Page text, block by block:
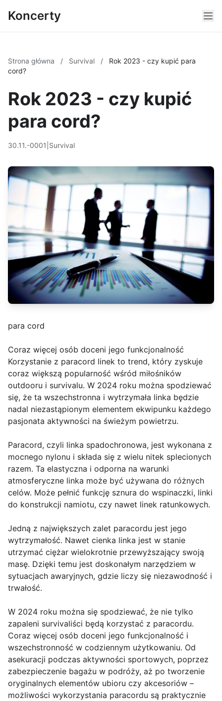
Koncerty
Strona główna / Survival /
Rok 2023 - czy kupić para
cord?
Rok 2023 - czy kupić
para cord?
30.11.-0001 Survival
para cord
Coraz więcej osób doceni jego funkcjonalność
Korzystanie z paracord linek to trend, który zyskuje
coraz większą popularność wśród miłośników
outdooru i survivalu. W 2024 roku można spodziewać
się, że ta wszechstronna i wytrzymała linka będzie
nadal niezastąpionym elementem ekwipunku każdego
pasjonata aktywności na świeżym powietrzu.
Paracord, czyli linka spadochronowa, jest wykonana z
mocnego nylonu i składa się z wielu nitek splecionych
razem. Ta elastyczna i odporna na warunki
atmosferyczne linka może być używana do różnych
celów. Może pełnić funkcję sznura do wspinaczki, linki
do konstrukcji namiotu, czy nawet linek ratunkowych.
Jedną z największych zalet paracordu jest jego
wytrzymałość. Nawet cienka linka jest w stanie
utrzymać ciężar wielokrotnie przewyższający swoją
masę. Dzięki temu jest doskonałym narzędziem w
sytuacjach awaryjnych, gdzie liczy się niezawodność i
trwałość.
W 2024 roku można się spodziewać, że nie tylko
zapaleni survivaliści będą korzystać z paracordu.
Coraz więcej osób doceni jego funkcjonalność i
wszechstronność w codziennym użytkowaniu. Od
asekuracji podczas aktywności sportowych, poprzez
zabezpieczenie bagażu w podróży, aż po tworzenie
oryginalnych elementów ubioru czy akcesoriów –
możliwości wykorzystania paracordu są praktycznie